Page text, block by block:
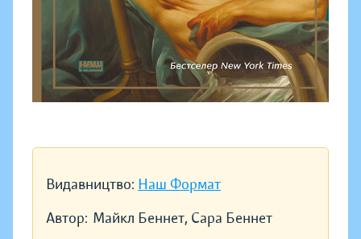
Видавництво: Наш Формат
Автор: Майкл Беннет, Сара Беннет